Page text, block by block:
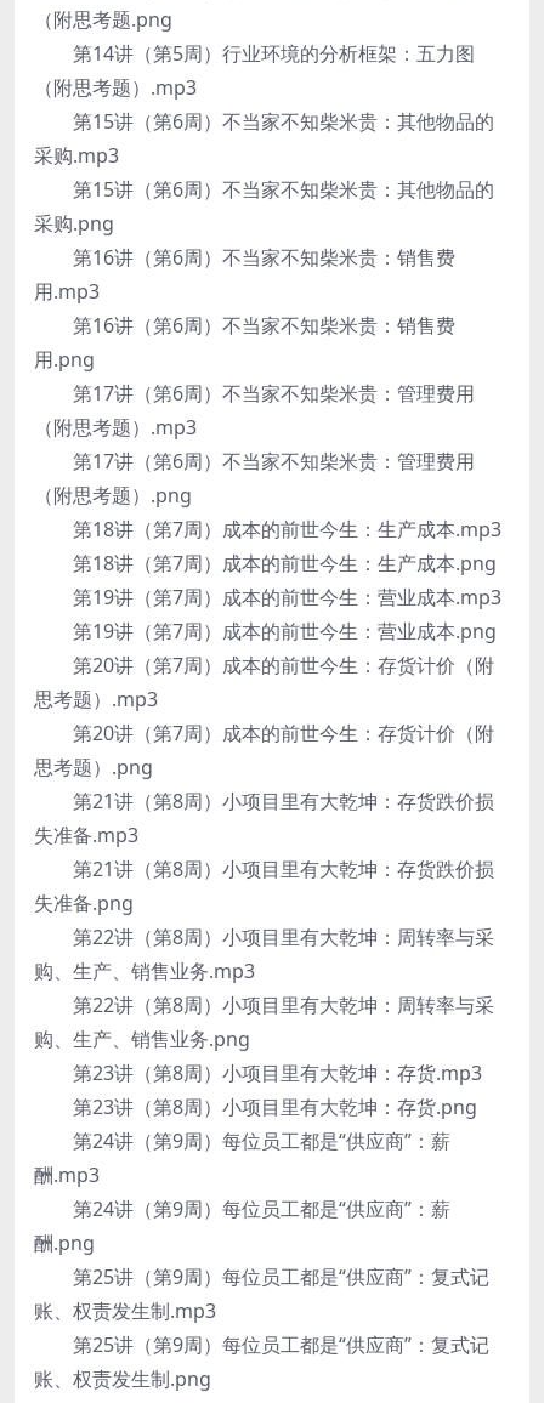
（附思考题.png
第14讲（第5周）行业环境的分析框架：五力图
（附思考题）.mp3
第15讲（第6周）不当家不知柴米贵：其他物品的
采购.mp3
第15讲（第6周）不当家不知柴米贵：其他物品的
采购.png
第16讲（第6周）不当家不知柴米贵：销售费
用.mp3
第16讲（第6周）不当家不知柴米贵：销售费
用.png
第17讲（第6周）不当家不知柴米贵：管理费用
（附思考题）.mp3
第17讲（第6周）不当家不知柴米贵：管理费用
（附思考题）.png
第18讲（第7周）成本的前世今生：生产成本.mp3
第18讲（第7周）成本的前世今生：生产成本.png
第19讲（第7周）成本的前世今生：营业成本.mp3
第19讲（第7周）成本的前世今生：营业成本.png
第20讲（第7周）成本的前世今生：存货计价（附
思考题）.mp3
第20讲（第7周）成本的前世今生：存货计价（附
思考题）.png
第21讲（第8周）小项目里有大乾坤：存货跌价损
失准备.mp3
第21讲（第8周）小项目里有大乾坤：存货跌价损
失准备.png
第22讲（第8周）小项目里有大乾坤：周转率与采
购、生产、销售业务.mp3
第22讲（第8周）小项目里有大乾坤：周转率与采
购、生产、销售业务.png
第23讲（第8周）小项目里有大乾坤：存货.mp3
第23讲（第8周）小项目里有大乾坤：存货.png
第24讲（第9周）每位员工都是“供应商”：薪
酬.mp3
第24讲（第9周）每位员工都是“供应商”：薪
酬.png
第25讲（第9周）每位员工都是“供应商”：复式记
账、权责发生制.mp3
第25讲（第9周）每位员工都是“供应商”：复式记
账、权责发生制.png